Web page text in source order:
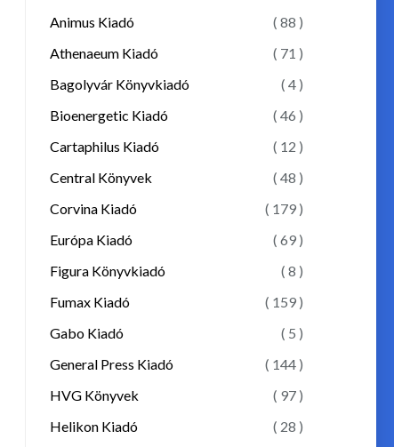
Animus Kiadó
( 88 )
Athenaeum Kiadó
( 71 )
Bagolyvár Könyvkiadó
( 4 )
Bioenergetic Kiadó
( 46 )
Cartaphilus Kiadó
( 12 )
Central Könyvek
( 48 )
Corvina Kiadó
( 179 )
Európa Kiadó
( 69 )
Figura Könyvkiadó
( 8 )
Fumax Kiadó
( 159 )
Gabo Kiadó
( 5 )
General Press Kiadó
( 144 )
HVG Könyvek
( 97 )
Helikon Kiadó
( 28 )